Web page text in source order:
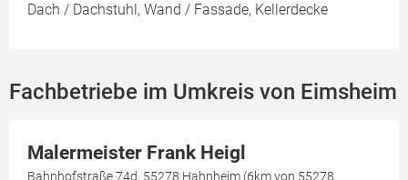
Dach / Dachstuhl, Wand / Fassade, Kellerdecke
Fachbetriebe im Umkreis von Eimsheim
Malermeister Frank Heigl
Bahnhofstraße 74d, 55278 Hahnheim (6km von 55278